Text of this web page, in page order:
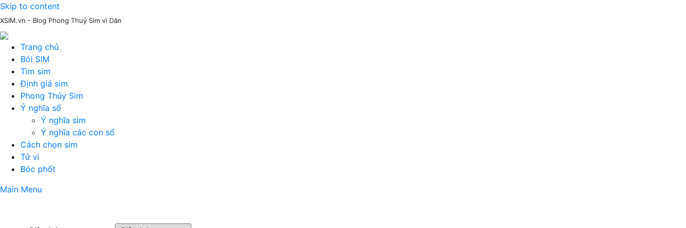
Skip to content
XSIM.vn - Blog Phong Thuỷ Sim vì Dân
Trang chủ
Bói SIM
Tìm sim
Định giá sim
Phong Thủy Sim
Ý nghĩa số
Ý nghĩa sim
Ý nghĩa các con số
Cách chọn sim
Tử vi
Bóc phốt
Main Menu